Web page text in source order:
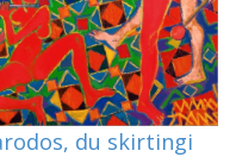
du skirtingi